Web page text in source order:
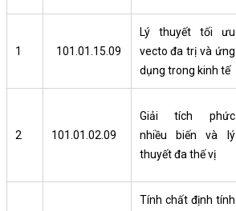
1 101.01.15.09
Lý thuyết tối ưu
vecto đa trị và ứng
dụng trong kinh tế
2 101.01.02.09
Giải tích phức
nhiều biến và lý
thuyết đa thế vị
Tính chất định tính